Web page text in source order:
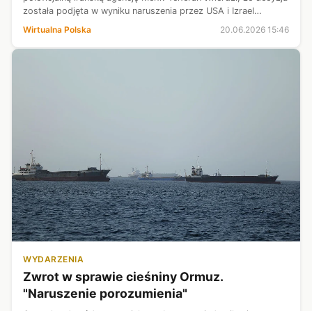
została podjęta w wyniku naruszenia przez USA i Izrael
podpisanego w tym tygodniu porozumienia o zawieszeniu
Wirtualna Polska 20.06.2026 15:46
WYDARZENIA
Zwrot w sprawie cieśniny Ormuz.
"Naruszenie porozumienia"